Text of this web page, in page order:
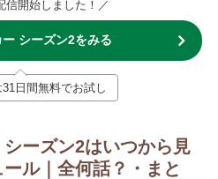
信開始しました！／
シーズン2をみる
日間無料でお試し
シーズン2はいつから見
ル｜全何話？・まと